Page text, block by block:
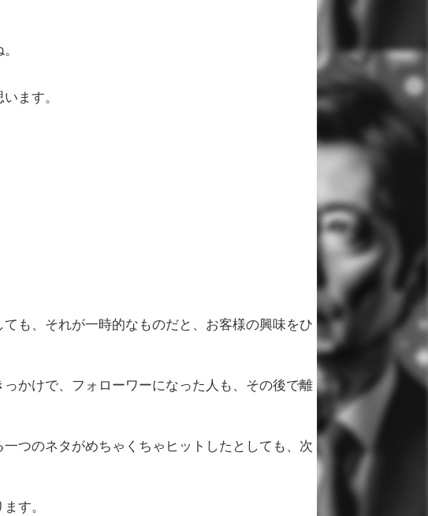
ます。
も、それが一時的なものだと、お客様の興味をひ
かけで、フォローワーになった人も、その後で離
つのネタがめちゃくちゃヒットしたとしても、次
す。